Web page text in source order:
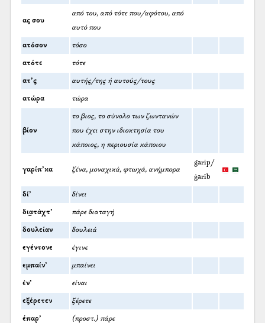
ας σου
από του, από τότε που/αφότου, από
αυτό που
ατόσον τόσο
ατότε τότε
ατ’ς αυτής/της ή αυτούς/τους
ατώρα τώρα
βίον
το βιος, το σύνολο των ζωντανών
που έχει στην ιδιοκτησία του
κάποιος, η περιουσία κάποιου
γαρίπ’κα ξένα, μοναχικά, φτωχά, ανήμπορα
garip/
ġarīb
δί’ δίνει
δι͜ατάχτ’ πάρε διαταγή
δουλείαν δουλειά
εγέντονε έγινε
εμπαίν’ μπαίνει
έν’ είναι
εξέρετεν ξέρετε
έπαρ’ (προστ.) πάρε